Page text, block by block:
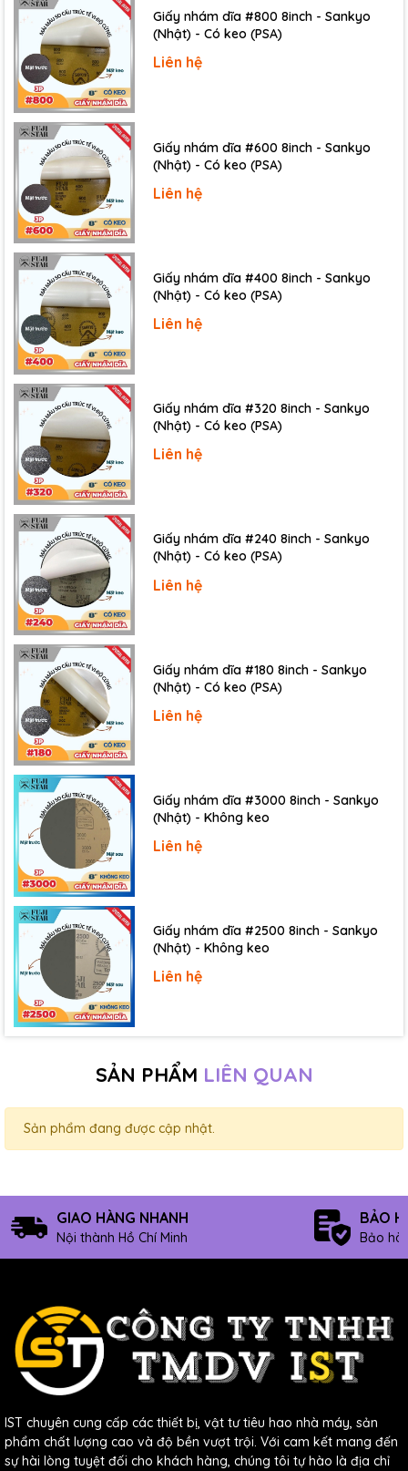
Stamina XP
®Series
Digital ultrasonic timer
Drain pipe on side for easy draining and cleaning
Very reliable industrial-grade transducer
Temperature controlled heating for best cleaning
performance
Tank capacity: 25 liters, 7.5 gallons (Fills to 6
Gallons)
Tank inside dimensions: 18.5"×11.5"×8" (L×W×H) The fill
height is 7".
Power supply: ac100 ~ 120v, 50/60hz
Weight: 60 lb
Giấy nhám dĩa #800 8inch - Sankyo
(Nhật) - Có keo (PSA)
Liên hệ
Giấy nhám dĩa #600 8inch - Sankyo
(Nhật) - Có keo (PSA)
Liên hệ
Giấy nhám dĩa #400 8inch - Sankyo
(Nhật) - Có keo (PSA)
Liên hệ
Giấy nhám dĩa #320 8inch - Sankyo
(Nhật) - Có keo (PSA)
Liên hệ
Giấy nhám dĩa #240 8inch - Sankyo
(Nhật) - Có keo (PSA)
Liên hệ
Giấy nhám dĩa #180 8inch - Sankyo
(Nhật) - Có keo (PSA)
Liên hệ
Giấy nhám dĩa #3000 8inch - Sankyo
(Nhật) - Không keo
Liên hệ
Giấy nhám dĩa #2500 8inch - Sankyo
(Nhật) - Không keo
Liên hệ
SẢN PHẨM LIÊN QUAN
Sản phẩm đang được cập nhật.
GIAO HÀNG NHANH
Nội thành Hồ Chí Minh
BẢO
Bảo
IST chuyên cung cấp các thiết bị, vật tư tiêu hao nhà máy, sản
phẩm chất lượng cao và độ bền vượt trội. Với cam kết mang đến
sự hài lòng tuyệt đối cho khách hàng, chúng tôi tự hào là địa chỉ